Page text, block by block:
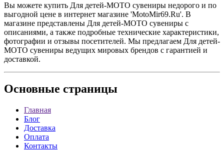
Вы можете купить Для детей-МОТО сувениры недорого и по
выгодной цене в интернет магазине 'MotoMir69.Ru'. В
магазине представлены Для детей-МОТО сувениры с
описаниями, а также подробные технические характеристики,
фотографии и отзывы посетителей. Мы предлагаем Для детей-
МОТО сувениры ведущих мировых брендов с гарантией и
доставкой.
Основные страницы
Главная
Блог
Доставка
Оплата
Контакты